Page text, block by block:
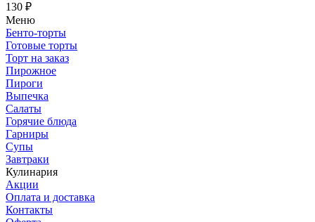
130 ₽
Меню
Бенто-торты
Готовые торты
Торт на заказ
Пирожное
Пироги
Выпечка
Салаты
Горячие блюда
Гарниры
Супы
Завтраки
Кулинария
Акции
Оплата и доставка
Контакты